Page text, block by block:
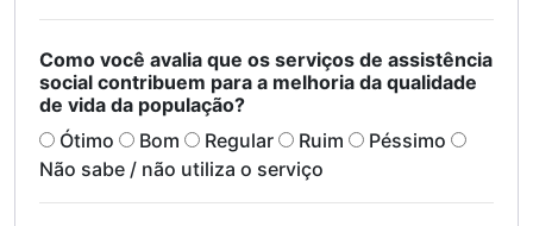
Como você avalia que os serviços de assistência
social contribuem para a melhoria da qualidade
de vida da população?
Ótimo
Bom Regular Ruim
Péssimo
Não sabe / não utiliza o serviço